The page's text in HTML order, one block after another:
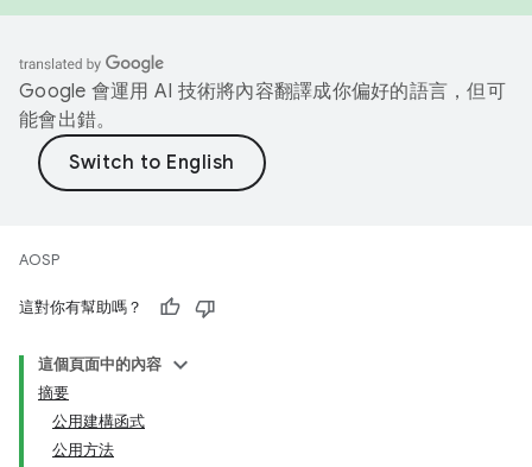
Google 會運用 AI 技術將內容翻譯成你偏好的語言，但可
能會出錯。
AOSP
這對你有幫助嗎？
這個頁面中的內容
摘要
公用建構函式
公用方法